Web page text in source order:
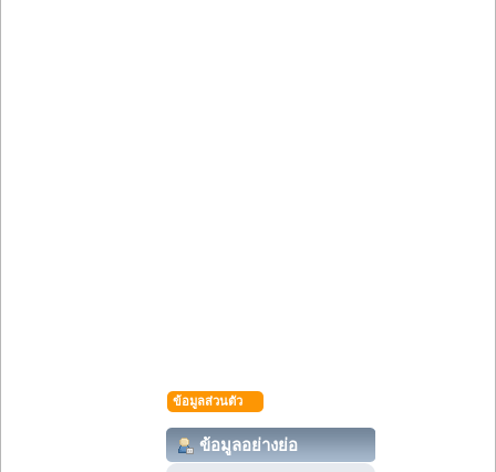
ข้อมูลส่วนตัว
ข้อมูลอย่างย่อ